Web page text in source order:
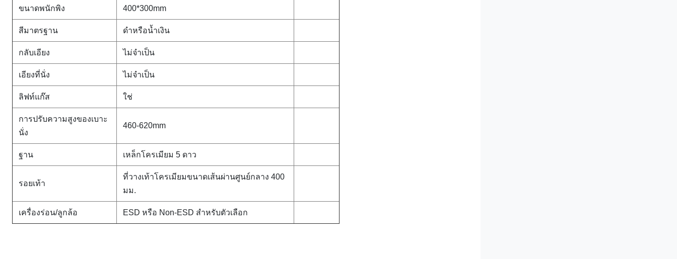
ขนาดพนักพิง 400*300mm
สีมาตรฐาน ดำหรือน้ำเงิน
กลับเอียง ไม่จำเป็น
เอียงที่นั่ง ไม่จำเป็น
ลิฟท์แก๊ส ใช่
การปรับความสูงของเบาะ
นั่ง
460-620mm
ฐาน เหล็กโครเมียม 5 ดาว
รอยเท้า
ที่วางเท้าโครเมียมขนาดเส้นผ่านศูนย์กลาง 400
มม.
เครื่องร่อน/ลูกล้อ ESD หรือ Non-ESD สำหรับตัวเลือก